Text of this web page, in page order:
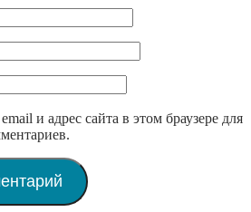
и адрес сайта в этом браузере для